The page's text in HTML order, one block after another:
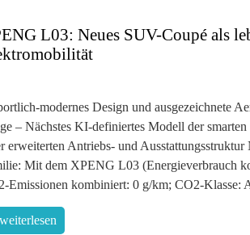
L03: Neues SUV-Coupé als
modernes Design und ausgezeichnete
– Nächstes KI-definiertes Modell der
erweiterten Antriebs- und
Mit dem XPENG L03 (Energieverbrauch
Emissionen kombiniert: 0 g/km; CO2-Klasse:
weiterlesen